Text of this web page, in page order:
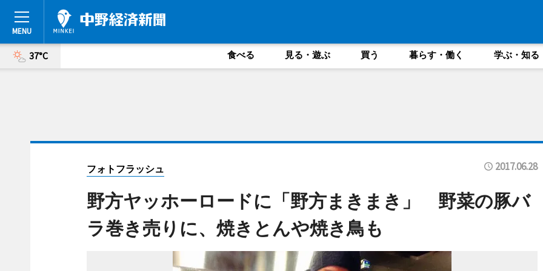
37°C 食べる 見る・遊ぶ 買う 暮らす・働く 学ぶ・知る
フォトフラッシュ 2017.06.28
野方ヤッホーロードに「野方まきまき」 野菜の豚バ
ラ巻き売りに、焼きとんや焼き鳥も